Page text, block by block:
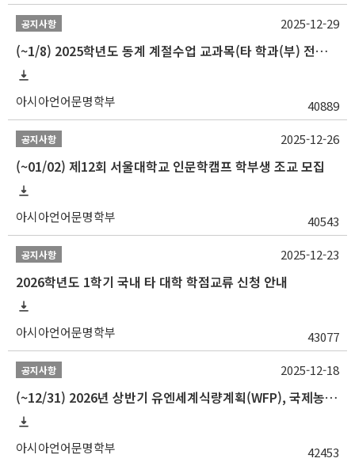
공지사항
(~1/8) 2025학년도 동계 계절수업 교과목(타 학과(부) 전공 및 교양) 성적평가방법 선택제 신청 안내
아시아언어문명학부 40889
2025-12-29
공지사항
(~01/02) 제12회 서울대학교 인문학캠프 학부생 조교 모집
아시아언어문명학부 40543
2025-12-26
공지사항
2026학년도 1학기 국내 타 대학 학점교류 신청 안내
아시아언어문명학부 43077
2025-12-23
공지사항
(~12/31) 2026년 상반기 유엔세계식량계획(WFP), 국제농업개발기금(IFAD) 및 유엔아동기금(UNICEF) 인턴십 프로그램 참가자 모집
아시아언어문명학부 42453
2025-12-18